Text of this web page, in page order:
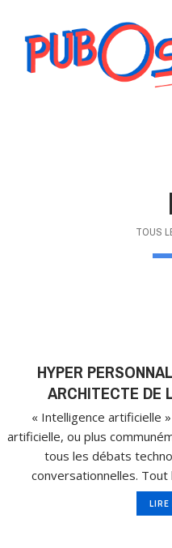
TOUS
HYPER
ARCHITECTE DE
« Intelligence artificielle
artificielle, ou plus
tous les débats
conversationnelles. Tout
LIRE